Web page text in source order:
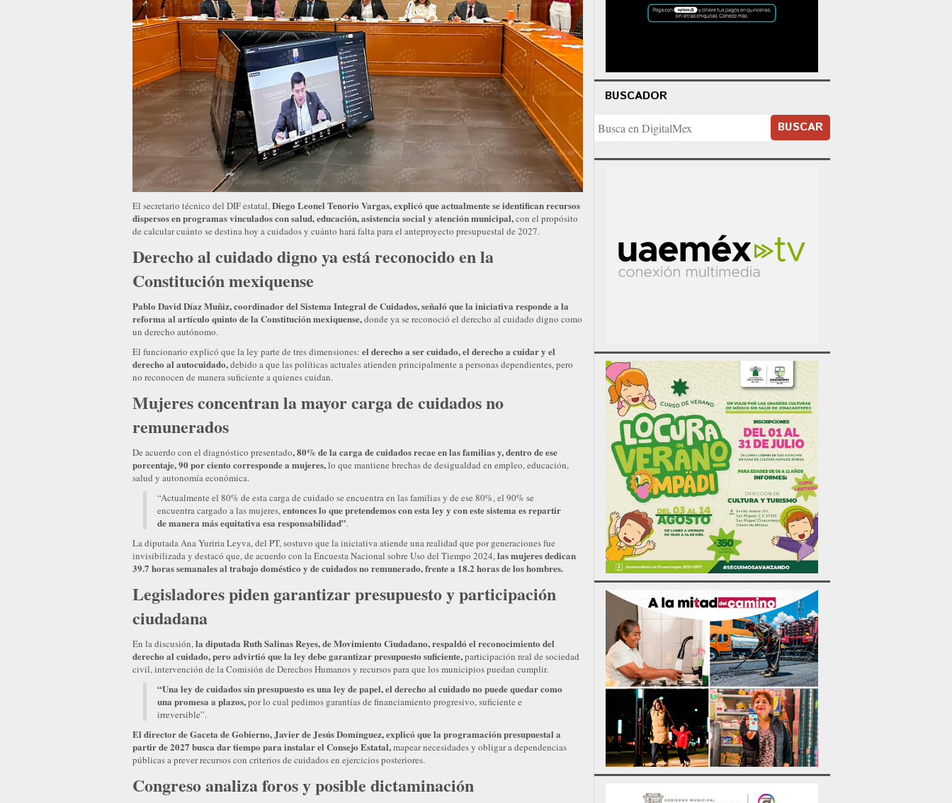
El secretario técnico del DIF estatal,Diego Leonel Tenorio Vargas, explicó que actualmente se identifican recursos
dispersos en programas vinculados con salud, educación, asistencia social y atención municipal,con el propósito
de calcular cuánto se destina hoy a cuidados y cuánto hará falta para el anteproyecto presupuestal de 2027.
Derecho al cuidado digno ya está reconocido en la
Constitución mexiquense
Pablo David Díaz Muñiz, coordinador del Sistema Integral de Cuidados, señaló que la iniciativa responde a la
reforma al artículo quinto de la Constitución mexiquense,donde ya se reconoció el derecho al cuidado digno como
un derecho autónomo.
El funcionario explicó que la ley parte de tres dimensiones: el derecho a ser cuidado, el derecho a cuidar y el
derecho al autocuidado,debido a que las políticas actuales atienden principalmente a personas dependientes, pero
no reconocen de manera suficiente a quienes cuidan.
Mujeres concentran la mayor carga de cuidados no
remunerados
De acuerdo con el diagnóstico presentado, 80% de la carga de cuidados recae en las familias y, dentro de ese
porcentaje, 90 por ciento corresponde a mujeres,lo que mantiene brechas de desigualdad en empleo, educación,
salud y autonomía económica.
“Actualmente el 80% de esta carga de cuidado se encuentra en las familias y de ese 80%, el 90% se
encuentra cargado a las mujeres,entonces lo que pretendemos con esta ley y con este sistema es repartir
de manera más equitativa esa responsabilidad”.
La diputada Ana Yuriria Leyva, del PT, sostuvo que la iniciativa atiende una realidad que por generaciones fue
invisibilizada y destacó que, de acuerdo con la Encuesta Nacional sobre Uso del Tiempo 2024,las mujeres dedican
39.7 horas semanales al trabajo doméstico y de cuidados no remunerado, frente a 18.2 horas de los hombres.
Legisladores piden garantizar presupuesto y participación
ciudadana
En la discusión,la diputada Ruth Salinas Reyes, de Movimiento Ciudadano, respaldó el reconocimiento del
derecho al cuidado, pero advirtió que la ley debe garantizar presupuesto suficiente,participación real de sociedad
civil, intervención de la Comisión de Derechos Humanos y recursos para que los municipios puedan cumplir.
“Una ley de cuidados sin presupuesto es una ley de papel, el derecho al cuidado no puede quedar como
una promesa a plazos,por lo cual pedimos garantías de financiamiento progresivo, suficiente e
irreversible”.
El director de Gaceta de Gobierno, Javier de Jesús Domínguez, explicó que la programación presupuestal a
partir de 2027 busca dar tiempo para instalar el Consejo Estatal,mapear necesidades y obligar a dependencias
públicas a prever recursos con criterios de cuidados en ejercicios posteriores.
Congreso analiza foros y posible dictaminación
BUSCADOR
BUSCAR